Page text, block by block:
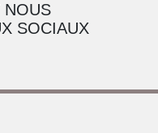
NOUS
SOCIAUX